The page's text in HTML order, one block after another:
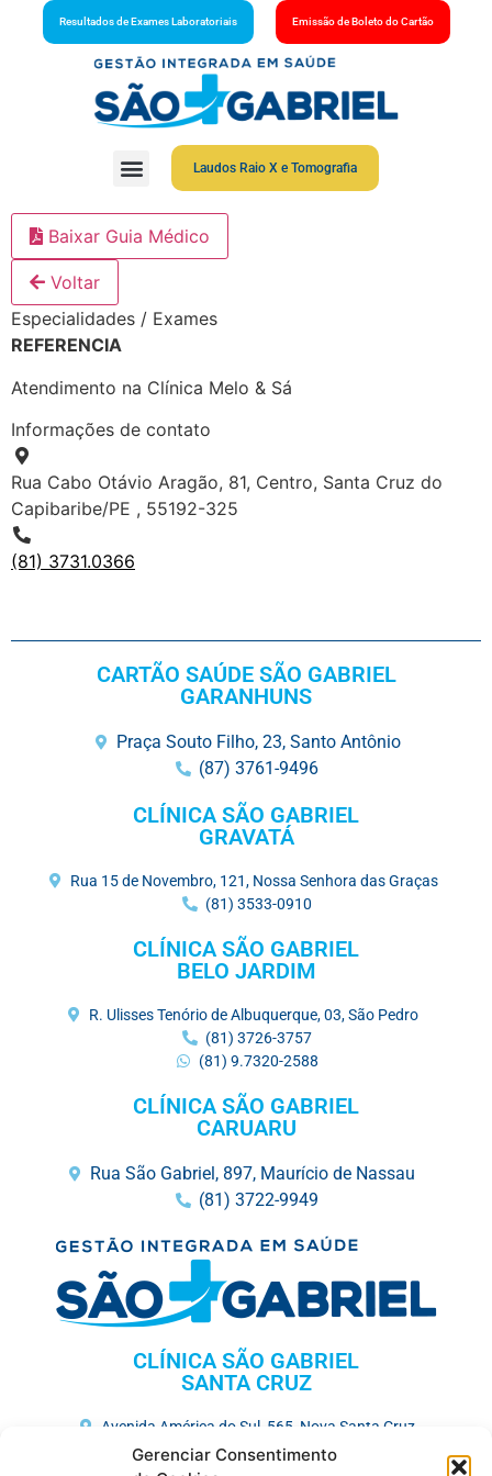
Gerenciar Consentimento
Resultados de Exames Laboratoriais Emissão de Boleto do Cartão
Laudos Raio X e Tomografia
Baixar Guia Médico
Voltar
Especialidades / Exames
REFERENCIA
Atendimento na Clínica Melo & Sá
Informações de contato
Rua Cabo Otávio Aragão, 81, Centro, Santa Cruz do
Capibaribe/PE , 55192-325
(81) 3731.0366
CARTÃO SAÚDE SÃO GABRIEL
GARANHUNS
Praça Souto Filho, 23, Santo Antônio
(87) 3761-9496
CLÍNICA SÃO GABRIEL
GRAVATÁ
Rua 15 de Novembro, 121, Nossa Senhora das Graças
(81) 3533-0910
CLÍNICA SÃO GABRIEL
BELO JARDIM
R. Ulisses Tenório de Albuquerque, 03, São Pedro
(81) 3726-3757
(81) 9.7320-2588
CLÍNICA SÃO GABRIEL
CARUARU
Rua São Gabriel, 897, Maurício de Nassau
(81) 3722-9949
CLÍNICA SÃO GABRIEL
SANTA CRUZ
Avenida América do Sul, 565, Nova Santa Cruz
(81) 3731-3675